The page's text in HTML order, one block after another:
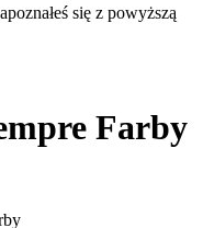
się z powyższą
Farby